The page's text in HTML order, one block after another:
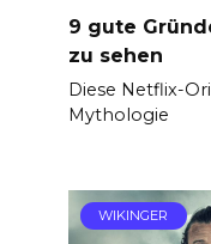
9 gute
zu sehen
Diese Netflix-
Mythologie
WIKINGER